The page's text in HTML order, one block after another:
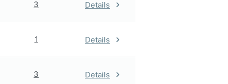
3 Details
1 Details
3 Details